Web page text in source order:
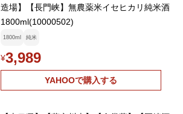
造場】【長門峡】無農薬米イセヒカリ純米酒
1800ml(10000502)
1800ml 純米
¥3,989
YAHOOで購入する